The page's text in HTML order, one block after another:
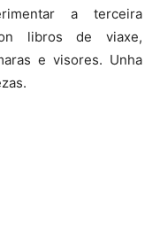
a terceira
libros de viaxe,
e visores. Unha